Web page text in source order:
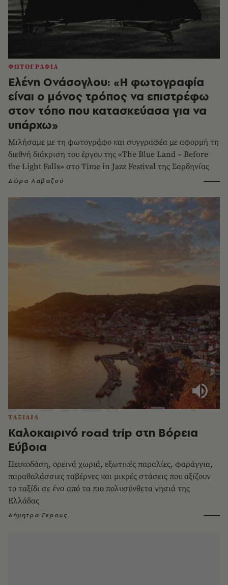
ΦΩΤΟΓΡΑΦΙΑ
Ελένη Ονάσογλου: «Η φωτογραφία
είναι ο μόνος τρόπος να επιστρέφω
στον τόπο που κατασκεύασα για να
υπάρχω»
Μιλήσαμε με τη φωτογράφο και συγγραφέα με αφορμή τη
διεθνή διάκριση του έργου της «The Blue Land – Before
the Light Falls» στο Time in Jazz Festival της Σαρδηνίας
Δώρα Λαβαζού
ΤΑΞΙΔΙΑ
Καλοκαιρινό road trip στη Βόρεια
Εύβοια
Πευκοδάση, ορεινά χωριά, εξωτικές παραλίες, φαράγγια,
παραθαλάσσιες ταβέρνες και μικρές στάσεις που αξίζουν
το ταξίδι σε ένα από τα πιο πολυσύνθετα νησιά της
Ελλάδας
Δήμητρα Γκρους